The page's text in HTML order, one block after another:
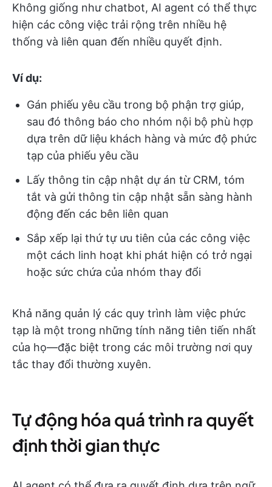
Không giống như chatbot, AI agent có thể thực
hiện các công việc trải rộng trên nhiều hệ
thống và liên quan đến nhiều quyết định.
Ví dụ:
Gán phiếu yêu cầu trong bộ phận trợ giúp,
sau đó thông báo cho nhóm nội bộ phù hợp
dựa trên dữ liệu khách hàng và mức độ phức
tạp của phiếu yêu cầu
Lấy thông tin cập nhật dự án từ CRM, tóm
tắt và gửi thông tin cập nhật sẵn sàng hành
động đến các bên liên quan
Sắp xếp lại thứ tự ưu tiên của các công việc
một cách linh hoạt khi phát hiện có trở ngại
hoặc sức chứa của nhóm thay đổi
Khả năng quản lý các quy trình làm việc phức
tạp là một trong những tính năng tiên tiến nhất
của họ—đặc biệt trong các môi trường nơi quy
tắc thay đổi thường xuyên.
Tự động hóa quá trình ra quyết
định thời gian thực